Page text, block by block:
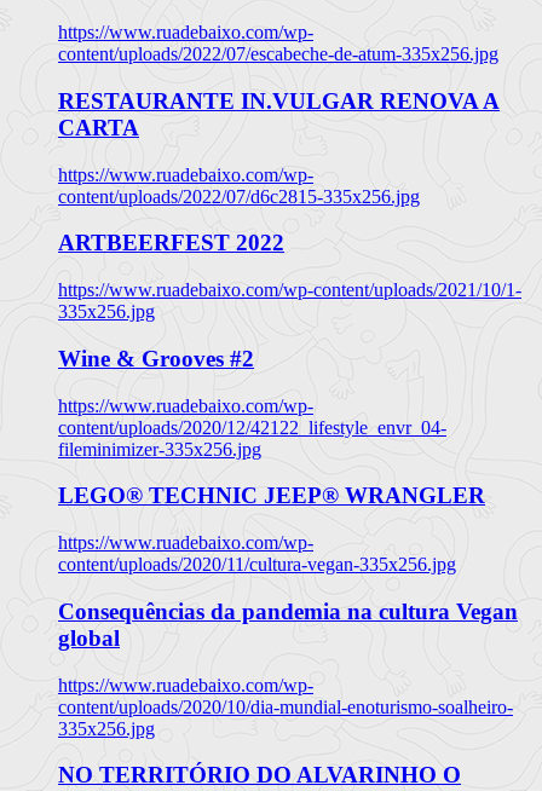
https://www.ruadebaixo.com/wp-
content/uploads/2022/07/escabeche-de-atum-335x256.jpg
RESTAURANTE IN.VULGAR RENOVA A
CARTA
https://www.ruadebaixo.com/wp-
content/uploads/2022/07/d6c2815-335x256.jpg
ARTBEERFEST 2022
https://www.ruadebaixo.com/wp-content/uploads/2021/10/1-
335x256.jpg
Wine & Grooves #2
https://www.ruadebaixo.com/wp-
content/uploads/2020/12/42122_lifestyle_envr_04-
fileminimizer-335x256.jpg
LEGO® TECHNIC JEEP® WRANGLER
https://www.ruadebaixo.com/wp-
content/uploads/2020/11/cultura-vegan-335x256.jpg
Consequências da pandemia na cultura Vegan
global
https://www.ruadebaixo.com/wp-
content/uploads/2020/10/dia-mundial-enoturismo-soalheiro-
335x256.jpg
NO TERRITÓRIO DO ALVARINHO O